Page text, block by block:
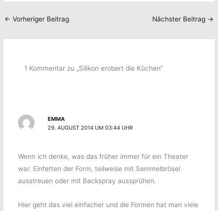
← Vorheriger Beitrag Nächster Beitrag →
1 Kommentar zu „Silikon erobert die Küchen“
EMMA
29. AUGUST 2014 UM 03:44 UHR
Wenn ich denke, was das früher immer für ein Theater
war. Einfetten der Form, teilweise mit Semmelbrösel
ausstreuen oder mit Backspray aussprühen.
Hier geht das viel einfacher und die Formen hat man viele